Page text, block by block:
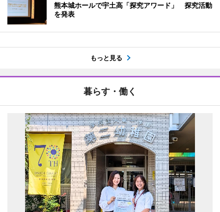
熊本城ホールで宇土高「探究アワード」 探究活動
を発表
もっと見る
暮らす・働く